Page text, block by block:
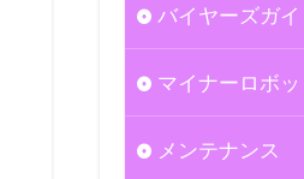
バイヤーズガイ
マイナーロボ
メンテナンス